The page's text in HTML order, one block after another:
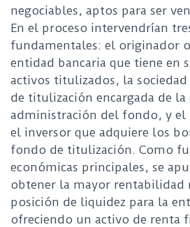
negociables, aptos para ser
En el proceso intervendrían
fundamentales: el originador
entidad bancaria que tiene en
activos titulizados, la
de titulización encargada de la
administración del fondo, y el
el inversor que adquiere los
fondo de titulización. Como
económicas principales, se
obtener la mayor rentabilidad
posición de liquidez para la
ofreciendo un activo de renta